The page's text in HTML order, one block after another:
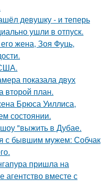
девушку - и теперь
ушли в отпуск.
жена, Зоя Фуць,
показала двух
второй план.
Брюса Уиллиса,
состоянии.
"выжить в Дубае.
с бывшим мужем: Собчак
пришла на
агентство вместе с